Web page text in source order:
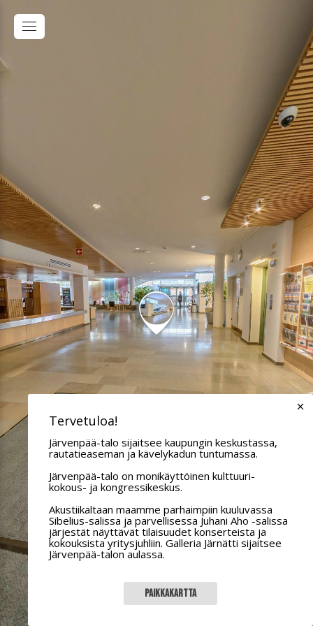
Tervetuloa!
Järvenpää-talo sijaitsee kaupungin keskustassa,
rautatieaseman ja kävelykadun tuntumassa.
Järvenpää-talo on monikäyttöinen kulttuuri-
kokous- ja kongressikeskus.
Akustiikaltaan maamme parhaimpiin kuuluvassa
Sibelius-salissa ja parvellisessa Juhani Aho -salissa
järjestät näyttävät tilaisuudet konserteista ja
kokouksista yritysjuhliin. Galleria Järnätti sijaitsee
Järvenpää-talon aulassa.
Paikkakartta